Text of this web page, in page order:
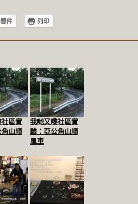
件 列印
區實
山順
我哋又嚟社區實
驗：亞公角山順
風車